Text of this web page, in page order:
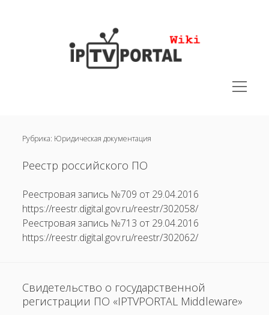
открыть
меню
Юридическая документация
открыть
Поддерживаемые устройства
открыть
меню
меню
Полезная информация
открыть
меню
Часто задаваемые вопросы
Рубрика: Юридическая документация
Реестр российского ПО
Реестровая запись №709 от 29.04.2016
https://reestr.digital.gov.ru/reestr/302058/
Реестровая запись №713 от 29.04.2016
https://reestr.digital.gov.ru/reestr/302062/
Свидетельство о государственной
регистрации ПО «IPTVPORTAL Middleware»